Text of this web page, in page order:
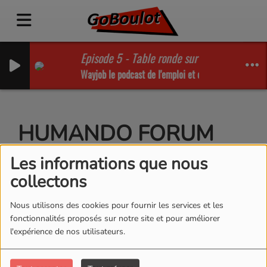
Les informations que nous
collectons
Nous utilisons des cookies pour fournir les services et les
fonctionnalités proposés sur notre site et pour améliorer
l'expérience de nos utilisateurs.
Episode 5 - Table ronde sur le service à la
Wayjob le podcast de l'emploi et des RH
HUMANDO FORUM
GAUCHY 2020